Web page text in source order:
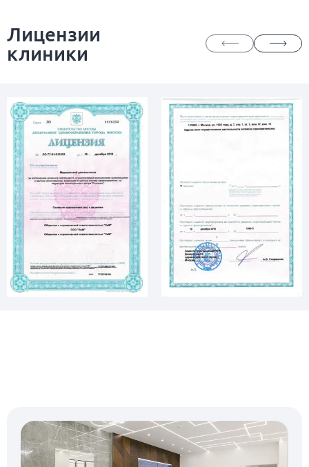
Лицензии
клиники